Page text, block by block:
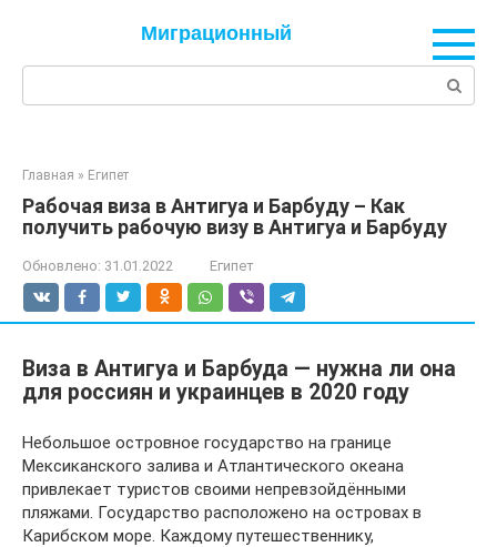
Миграционный
Главная » Египет
Рабочая виза в Антигуа и Барбуду – Как
получить рабочую визу в Антигуа и Барбуду
Обновлено: 31.01.2022 Египет
Виза в Антигуа и Барбуда — нужна ли она
для россиян и украинцев в 2020 году
Небольшое островное государство на границе
Мексиканского залива и Атлантического океана
привлекает туристов своими непревзойдёнными
пляжами. Государство расположено на островах в
Карибском море. Каждому путешественнику,